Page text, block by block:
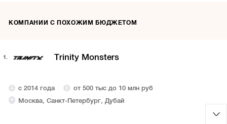
КОМПАНИИ С ПОХОЖИМ БЮДЖЕТОМ
1. Trinity Monsters
с 2014 года
от 500 тыс до 10 млн руб
Москва, Санкт-Петербург, Дубай